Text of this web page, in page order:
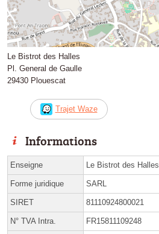
Le Bistrot des Halles
Pl. General de Gaulle
29430 Plouescat
Trajet Waze
Informations
Enseigne Le Bistrot des Halles
Forme juridique SARL
SIRET 81110924800021
N° TVA Intra. FR15811109248